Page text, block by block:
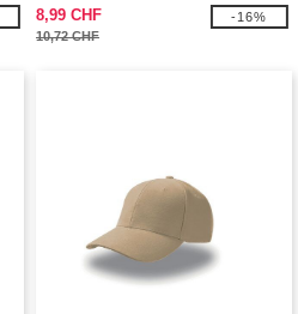
8,99 CHF
10,72 CHF
-16%